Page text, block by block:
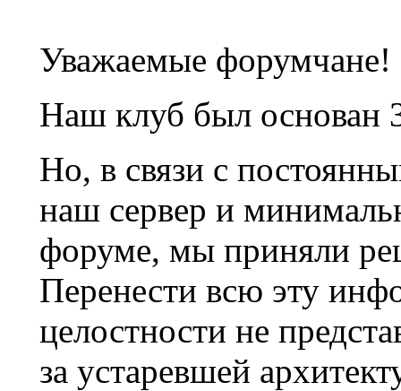
Уважаемые форумчане!
Наш клуб был основан
Но, в связи с
наш сервер и
форуме, мы приняли
Перенести всю эту
целостности не
за устаревшей